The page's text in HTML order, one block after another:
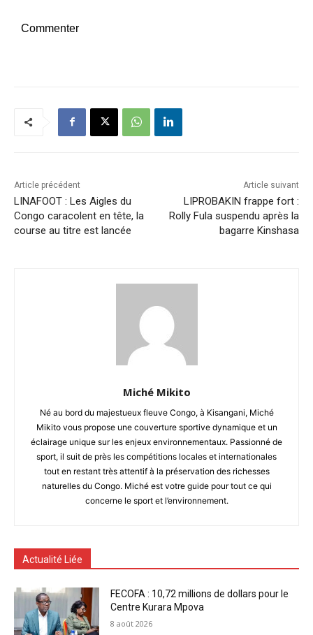
Commenter
Article précédent
LINAFOOT : Les Aigles du
Congo caracolent en tête, la
course au titre est lancée
Article suivant
LIPROBAKIN frappe fort :
Rolly Fula suspendu après la
bagarre Kinshasa
Miché Mikito
Né au bord du majestueux fleuve Congo, à Kisangani, Miché
Mikito vous propose une couverture sportive dynamique et un
éclairage unique sur les enjeux environnementaux. Passionné de
sport, il suit de près les compétitions locales et internationales
tout en restant très attentif à la préservation des richesses
naturelles du Congo. Miché est votre guide pour tout ce qui
concerne le sport et l’environnement.
Actualité Liée
FECOFA : 10,72 millions de dollars pour le
Centre Kurara Mpova
8 août 2026